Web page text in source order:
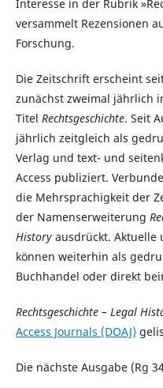
Interesse in der Rubrik
versammelt Rezensionen
Forschung.
Die Zeitschrift erscheint
zunächst zweimal jährlich
Titel Rechtsgeschichte. Seit
jährlich zeitgleich als
Verlag und text- und
Access publiziert.
die Mehrsprachigkeit der
der Namenserweiterung
History ausdrückt. Aktuelle
können weiterhin als
Buchhandel oder direkt
Rechtsgeschichte – Legal
Access Journals (DOAJ)
Die nächste Ausgabe (Rg